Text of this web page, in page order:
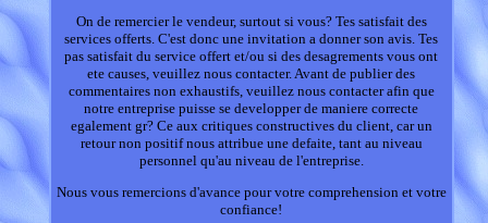
On de remercier le vendeur, surtout si vous? Tes satisfait des
services offerts. C'est donc une invitation a donner son avis. Tes
pas satisfait du service offert et/ou si des desagrements vous ont
ete causes, veuillez nous contacter. Avant de publier des
commentaires non exhaustifs, veuillez nous contacter afin que
notre entreprise puisse se developper de maniere correcte
egalement gr? Ce aux critiques constructives du client, car un
retour non positif nous attribue une defaite, tant au niveau
personnel qu'au niveau de l'entreprise.
Nous vous remercions d'avance pour votre comprehension et votre
confiance!